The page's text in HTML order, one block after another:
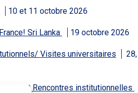
10 et 11 octobre 2026
Sri Lanka 19 octobre 2026
Visites universitaires
et Rencontres institutionnelles